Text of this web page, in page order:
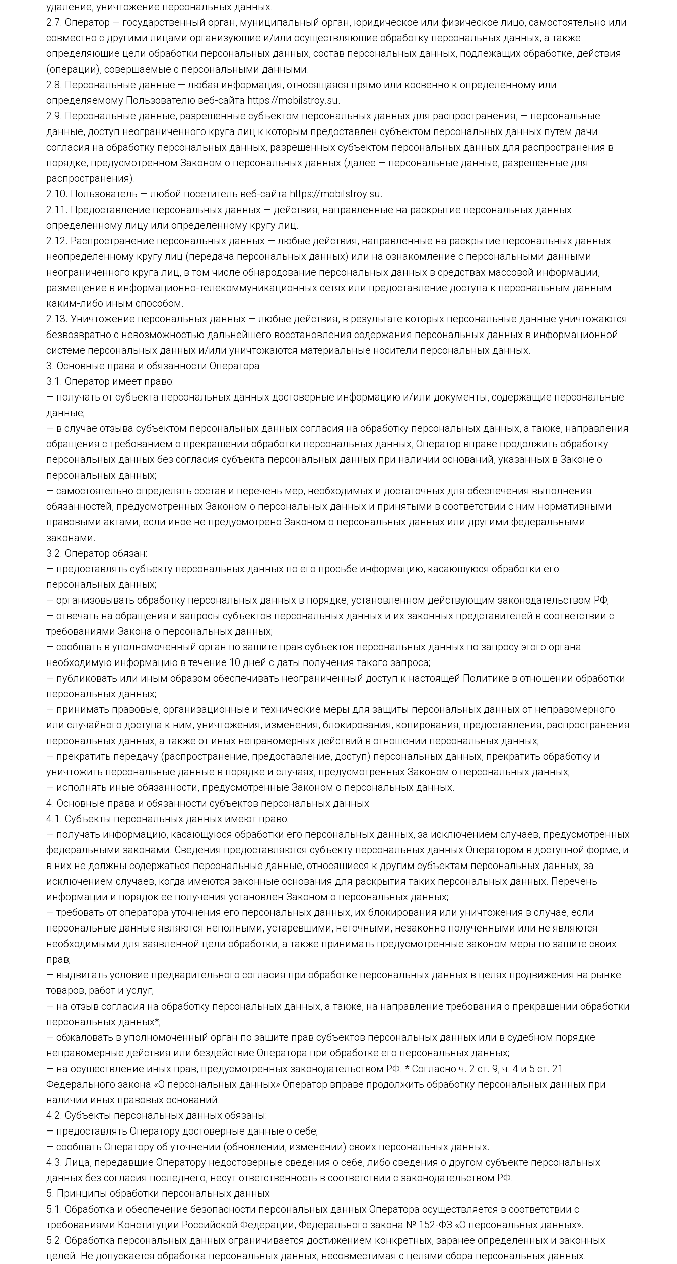
удаление, уничтожение персональных данных.
2.7. Оператор — государственный орган, муниципальный орган, юридическое или физическое лицо, самостоятельно или
совместно с другими лицами организующие и/или осуществляющие обработку персональных данных, а также
определяющие цели обработки персональных данных, состав персональных данных, подлежащих обработке, действия
(операции), совершаемые с персональными данными.
2.8. Персональные данные — любая информация, относящаяся прямо или косвенно к определенному или
определяемому Пользователю веб-сайта https://mobilstroy.su.
2.9. Персональные данные, разрешенные субъектом персональных данных для распространения, — персональные
данные, доступ неограниченного круга лиц к которым предоставлен субъектом персональных данных путем дачи
согласия на обработку персональных данных, разрешенных субъектом персональных данных для распространения в
порядке, предусмотренном Законом о персональных данных (далее — персональные данные, разрешенные для
распространения).
2.10. Пользователь — любой посетитель веб-сайта https://mobilstroy.su.
2.11. Предоставление персональных данных — действия, направленные на раскрытие персональных данных
определенному лицу или определенному кругу лиц.
2.12. Распространение персональных данных — любые действия, направленные на раскрытие персональных данных
неопределенному кругу лиц (передача персональных данных) или на ознакомление с персональными данными
неограниченного круга лиц, в том числе обнародование персональных данных в средствах массовой информации,
размещение в информационно-телекоммуникационных сетях или предоставление доступа к персональным данным
каким-либо иным способом.
2.13. Уничтожение персональных данных — любые действия, в результате которых персональные данные уничтожаются
безвозвратно с невозможностью дальнейшего восстановления содержания персональных данных в информационной
системе персональных данных и/или уничтожаются материальные носители персональных данных.
3. Основные права и обязанности Оператора
3.1. Оператор имеет право:
— получать от субъекта персональных данных достоверные информацию и/или документы, содержащие персональные
данные;
— в случае отзыва субъектом персональных данных согласия на обработку персональных данных, а также, направления
обращения с требованием о прекращении обработки персональных данных, Оператор вправе продолжить обработку
персональных данных без согласия субъекта персональных данных при наличии оснований, указанных в Законе о
персональных данных;
— самостоятельно определять состав и перечень мер, необходимых и достаточных для обеспечения выполнения
обязанностей, предусмотренных Законом о персональных данных и принятыми в соответствии с ним нормативными
правовыми актами, если иное не предусмотрено Законом о персональных данных или другими федеральными
законами.
3.2. Оператор обязан:
— предоставлять субъекту персональных данных по его просьбе информацию, касающуюся обработки его
персональных данных;
— организовывать обработку персональных данных в порядке, установленном действующим законодательством РФ;
— отвечать на обращения и запросы субъектов персональных данных и их законных представителей в соответствии с
требованиями Закона о персональных данных;
— сообщать в уполномоченный орган по защите прав субъектов персональных данных по запросу этого органа
необходимую информацию в течение 10 дней с даты получения такого запроса;
— публиковать или иным образом обеспечивать неограниченный доступ к настоящей Политике в отношении обработки
персональных данных;
— принимать правовые, организационные и технические меры для защиты персональных данных от неправомерного
или случайного доступа к ним, уничтожения, изменения, блокирования, копирования, предоставления, распространения
персональных данных, а также от иных неправомерных действий в отношении персональных данных;
— прекратить передачу (распространение, предоставление, доступ) персональных данных, прекратить обработку и
уничтожить персональные данные в порядке и случаях, предусмотренных Законом о персональных данных;
— исполнять иные обязанности, предусмотренные Законом о персональных данных.
4. Основные права и обязанности субъектов персональных данных
4.1. Субъекты персональных данных имеют право:
— получать информацию, касающуюся обработки его персональных данных, за исключением случаев, предусмотренных
федеральными законами. Сведения предоставляются субъекту персональных данных Оператором в доступной форме, и
в них не должны содержаться персональные данные, относящиеся к другим субъектам персональных данных, за
исключением случаев, когда имеются законные основания для раскрытия таких персональных данных. Перечень
информации и порядок ее получения установлен Законом о персональных данных;
— требовать от оператора уточнения его персональных данных, их блокирования или уничтожения в случае, если
персональные данные являются неполными, устаревшими, неточными, незаконно полученными или не являются
необходимыми для заявленной цели обработки, а также принимать предусмотренные законом меры по защите своих
прав;
— выдвигать условие предварительного согласия при обработке персональных данных в целях продвижения на рынке
товаров, работ и услуг;
— на отзыв согласия на обработку персональных данных, а также, на направление требования о прекращении обработки
персональных данных*;
— обжаловать в уполномоченный орган по защите прав субъектов персональных данных или в судебном порядке
неправомерные действия или бездействие Оператора при обработке его персональных данных;
— на осуществление иных прав, предусмотренных законодательством РФ. * Согласно ч. 2 ст. 9, ч. 4 и 5 ст. 21
Федерального закона «О персональных данных» Оператор вправе продолжить обработку персональных данных при
наличии иных правовых оснований.
4.2. Субъекты персональных данных обязаны:
— предоставлять Оператору достоверные данные о себе;
— сообщать Оператору об уточнении (обновлении, изменении) своих персональных данных.
4.3. Лица, передавшие Оператору недостоверные сведения о себе, либо сведения о другом субъекте персональных
данных без согласия последнего, несут ответственность в соответствии с законодательством РФ.
5. Принципы обработки персональных данных
5.1. Обработка и обеспечение безопасности персональных данных Оператора осуществляется в соответствии с
требованиями Конституции Российской Федерации, Федерального закона № 152-ФЗ «О персональных данных».
5.2. Обработка персональных данных ограничивается достижением конкретных, заранее определенных и законных
целей. Не допускается обработка персональных данных, несовместимая с целями сбора персональных данных.